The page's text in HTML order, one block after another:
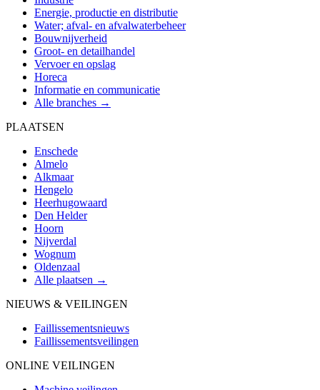
Energie, productie en distributie
Water; afval- en afvalwaterbeheer
Bouwnijverheid
Groot- en detailhandel
Vervoer en opslag
Horeca
Informatie en communicatie
Alle branches →
PLAATSEN
Enschede
Almelo
Alkmaar
Hengelo
Heerhugowaard
Den Helder
Hoorn
Nijverdal
Wognum
Oldenzaal
Alle plaatsen →
NIEUWS & VEILINGEN
Faillissementsnieuws
Faillissementsveilingen
ONLINE VEILINGEN